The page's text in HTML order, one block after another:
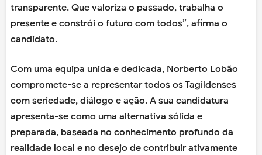
transparente. Que valoriza o passado, trabalha o
presente e constrói o futuro com todos”, afirma o
candidato.
Com uma equipa unida e dedicada, Norberto Lobão
compromete-se a representar todos os Tagildenses
com seriedade, diálogo e ação. A sua candidatura
apresenta-se como uma alternativa sólida e
preparada, baseada no conhecimento profundo da
realidade local e no desejo de contribuir ativamente